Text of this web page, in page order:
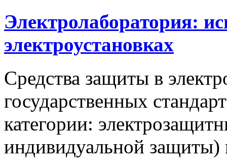
Электролаборатория:
электроустановках
Средства защиты в
государственных
категории:
индивидуальной защиты)